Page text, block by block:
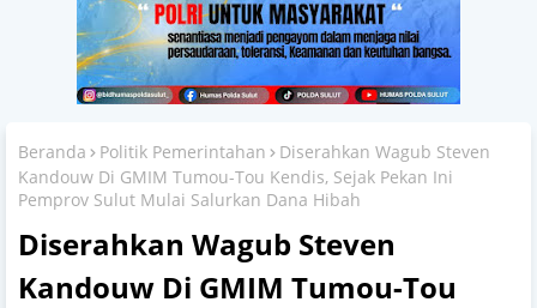
Beranda Politik Pemerintahan
Diserahkan Wagub Steven
Kandouw Di GMIM Tumou-Tou Kendis, Sejak Pekan Ini
Pemprov Sulut Mulai Salurkan Dana Hibah
Diserahkan Wagub Steven
Kandouw Di GMIM Tumou-Tou